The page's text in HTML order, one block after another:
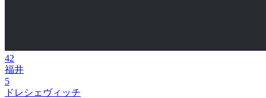
42
福井
5
ドレシェヴィッチ